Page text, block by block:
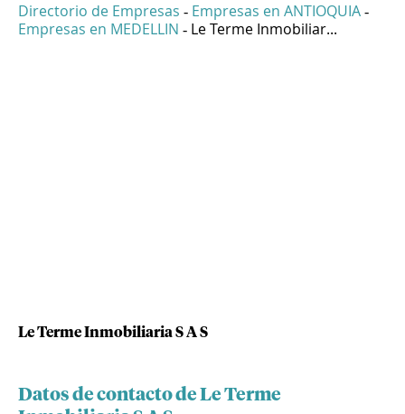
Directorio de Empresas - Empresas en ANTIOQUIA -
Empresas en MEDELLIN - Le Terme Inmobiliar...
Le Terme Inmobiliaria S A S
Datos de contacto de Le Terme